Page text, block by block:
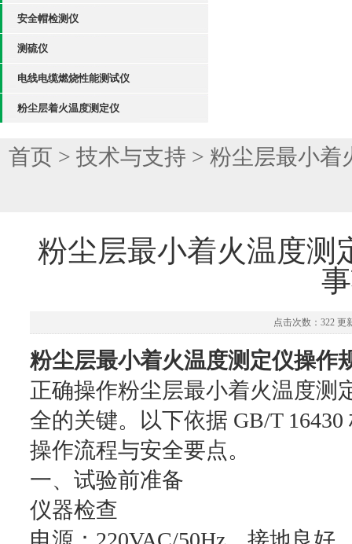
安全帽检测仪
测硫仪
电线电缆燃烧性能测试仪
粉尘层着火温度测定仪
首页 > 技术与支持 > 粉尘层最小着
粉尘层最小着火温度测
点击次数：322 更
粉尘层最小着火温度测定仪操作
正确操作粉尘层最小着火温度测
全的关键。以下依据 GB/T
操作流程与安全要点。
一、试验前准备
仪器检查